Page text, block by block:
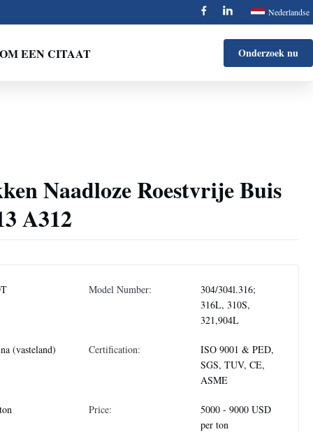
Nederlandse
EEN CITAAT Onderzoek nu
Naadloze Roestvrije Buis
A312
Model Number:
304/304l.316;
316L, 310S,
321,904L
(vasteland) Certification:
ISO 9001 & PED,
SGS, TUV, CE,
ASME
Price:
5000 - 9000 USD
per ton